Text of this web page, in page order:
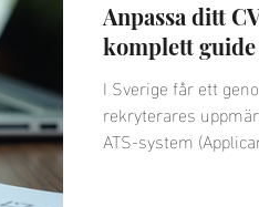
Anpassa ditt
komplett guide
I Sverige får ett
rekryterares
ATS-system